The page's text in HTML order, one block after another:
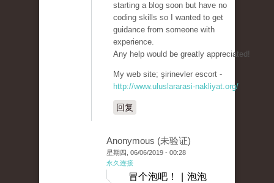
starting a blog soon but have no
coding skills so I wanted to get
guidance from someone with
experience.
Any help would be greatly appreciated!
My web site; şirinevler escort -
http://www.uluslararasi-nakliyat.org/
回复
Anonymous (未验证)
星期四, 06/06/2019 - 00:28
永久连接
冒个泡吧！ | 泡泡